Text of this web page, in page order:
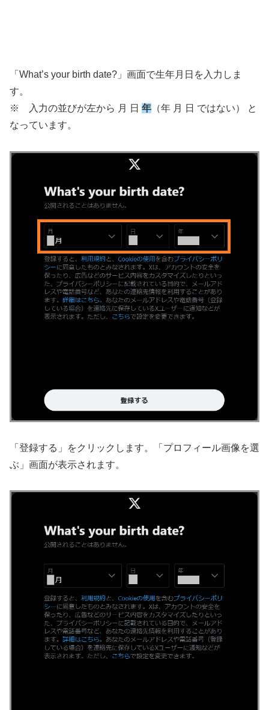
「What’s your birth date?」画面で生年月日を入力しま
す。
※ 入力の並びが左から 月 日 年 （年 月 日 ではない） と
なっています。
「登録する」をクリックします。「プロフィール画像を選
ぶ」画面が表示されます。